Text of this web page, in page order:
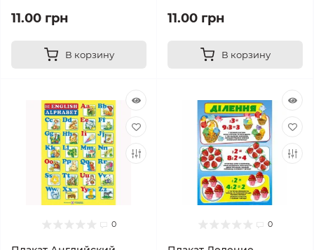
11.00 грн
В корзину
11.00 грн
В корзину
0 0